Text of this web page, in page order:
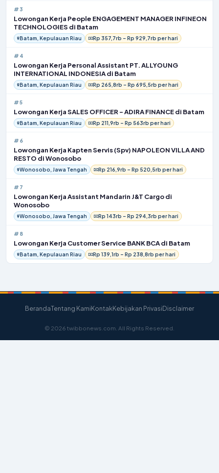
#3
Lowongan Kerja People ENGAGEMENT MANAGER INFINEON
TECHNOLOGIES di Batam
Batam, Kepulauan Riau Rp 357,7rb – Rp 929,7rb per hari
#4
Lowongan Kerja Personal Assistant PT. ALLYOUNG
INTERNATIONAL INDONESIA di Batam
Batam, Kepulauan Riau Rp 265,8rb – Rp 695,5rb per hari
#5
Lowongan Kerja SALES OFFICER – ADIRA FINANCE di Batam
Batam, Kepulauan Riau Rp 211,9rb – Rp 563rb per hari
#6
Lowongan Kerja Kapten Servis (Spv) NAPOLEON VILLA AND
RESTO di Wonosobo
Wonosobo, Jawa Tengah Rp 216,9rb – Rp 520,5rb per hari
#7
Lowongan Kerja Assistant Mandarin J&T Cargo di
Wonosobo
Wonosobo, Jawa Tengah Rp 143rb – Rp 294,3rb per hari
#8
Lowongan Kerja Customer Service BANK BCA di Batam
Batam, Kepulauan Riau Rp 139,1rb – Rp 238,8rb per hari
BerandaTentang KamiKontakKebijakan PrivasiDisclaimer
© 2026 twibbonews.com. All Rights Reserved.